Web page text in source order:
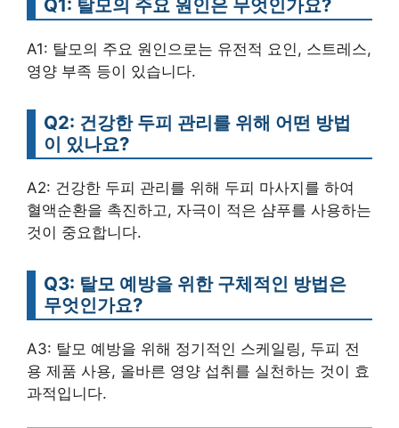
Q1: 탈모의 주요 원인은 무엇인가요?
A1: 탈모의 주요 원인으로는 유전적 요인, 스트레스,
영양 부족 등이 있습니다.
Q2: 건강한 두피 관리를 위해 어떤 방법
이 있나요?
A2: 건강한 두피 관리를 위해 두피 마사지를 하여
혈액순환을 촉진하고, 자극이 적은 샴푸를 사용하는
것이 중요합니다.
Q3: 탈모 예방을 위한 구체적인 방법은
무엇인가요?
A3: 탈모 예방을 위해 정기적인 스케일링, 두피 전
용 제품 사용, 올바른 영양 섭취를 실천하는 것이 효
과적입니다.